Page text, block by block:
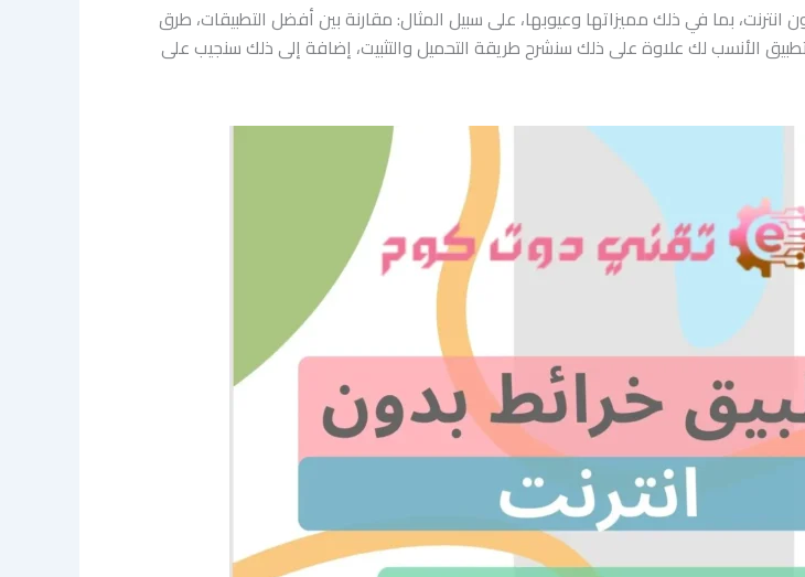
بما في ذلك مميزاتها وعيوبها، على سبيل المثال: مقارنة بين أفضل التطبيقات، طرق
الأنسب لك علاوة على ذلك سنشرح طريقة التحميل والتثبيت، إضافة إلى ذلك سنجيب على